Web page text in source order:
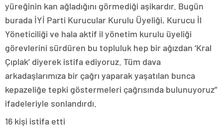
yüreğinin kan ağladığını görmediği aşikardır. Bugün
burada İYİ Parti Kurucular Kurulu Üyeliği, Kurucu İl
Yöneticiliği ve hala aktif il yönetim kurulu üyeliği
görevlerini sürdüren bu topluluk hep bir ağızdan ‘Kral
Çıplak’ diyerek istifa ediyoruz. Tüm dava
arkadaşlarımıza bir çağrı yaparak yaşatılan bunca
kepazeliğe tepki göstermeleri çağrısında bulunuyoruz”
ifadeleriyle sonlandırdı.
16 kişi istifa etti